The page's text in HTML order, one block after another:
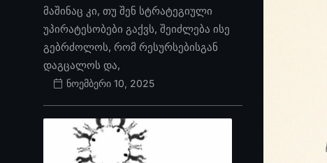
მაშინაც კი, თუ შენ სტრატეგიული
უპირატესობები გაქვს, შეიძლება ისე
გებრძოლოს, რომ რესურსებისგან
დაგცალოს და,
ნოემბერი 10, 2025